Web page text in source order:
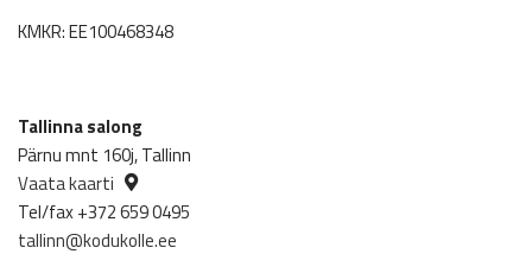
KMKR: EE100468348
Tallinna salong
Pärnu mnt 160j, Tallinn
Vaata kaarti
Tel/fax +372 659 0495
tallinn@kodukolle.ee